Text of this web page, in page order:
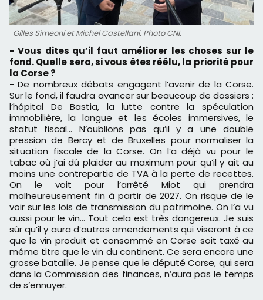
Gilles Simeoni et Michel Castellani. Photo CNI.
- Vous dites qu’il faut améliorer les choses sur le
fond. Quelle sera, si vous êtes réélu, la priorité pour
la Corse ?
- De nombreux débats engagent l’avenir de la Corse.
Sur le fond, il faudra avancer sur beaucoup de dossiers :
l’hôpital De Bastia, la lutte contre la spéculation
immobilière, la langue et les écoles immersives, le
statut fiscal… N’oublions pas qu’il y a une double
pression de Bercy et de Bruxelles pour normaliser la
situation fiscale de la Corse. On l’a déjà vu pour le
tabac où j’ai dû plaider au maximum pour qu’il y ait au
moins une contrepartie de TVA à la perte de recettes.
On le voit pour l’arrêté Miot qui prendra
malheureusement fin à partir de 2027. On risque de le
voir sur les lois de transmission du patrimoine. On l’a vu
aussi pour le vin… Tout cela est très dangereux. Je suis
sûr qu’il y aura d’autres amendements qui viseront à ce
que le vin produit et consommé en Corse soit taxé au
même titre que le vin du continent. Ce sera encore une
grosse bataille. Je pense que le député Corse, qui sera
dans la Commission des finances, n’aura pas le temps
de s’ennuyer.